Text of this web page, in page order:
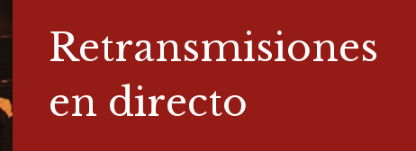
Retransmisiones
en directo